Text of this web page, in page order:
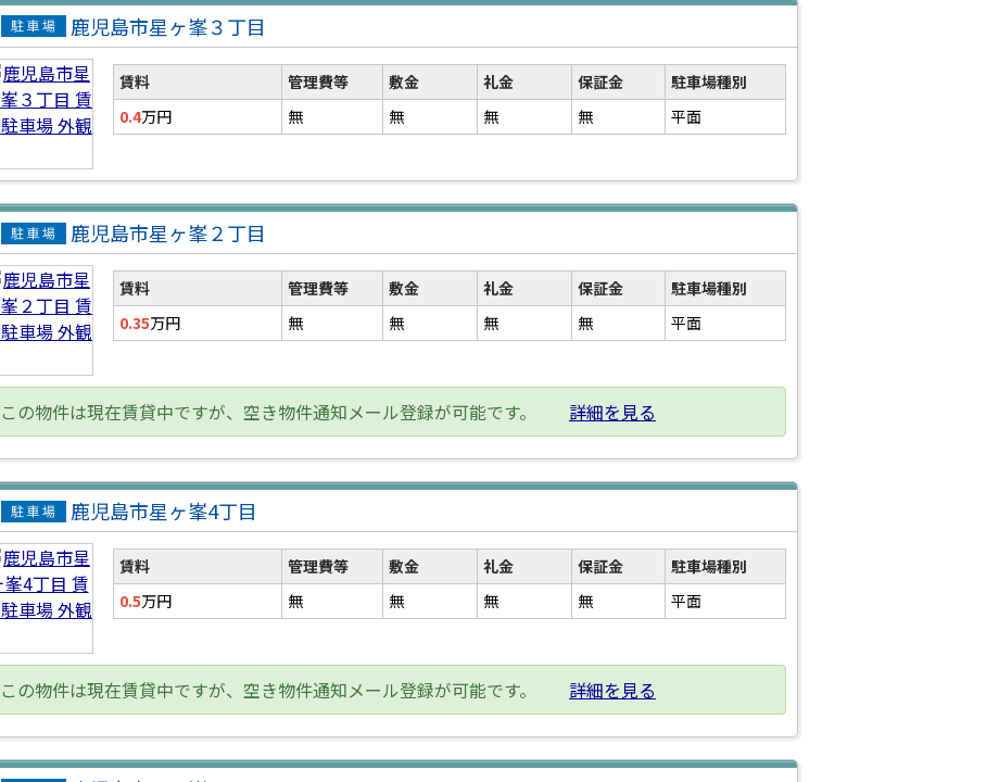
賃貸駐
車場
鹿児島市星ヶ峯３丁目
賃料 管理費等 敷金 礼金 保証金
駐車場種別
0.4万円 無 無 無 無 平面
賃貸駐
車場
鹿児島市星ヶ峯２丁目
賃料 管理費等 敷金 礼金 保証金
駐車場種別
0.35万円 無 無 無 無 平面
この物件は現在賃貸中ですが、空き物件通知メール登録が可能です。 詳細を見る
賃貸駐
車場
鹿児島市星ヶ峯4丁目
賃料 管理費等 敷金 礼金 保証金
駐車場種別
0.5万円 無 無 無 無 平面
この物件は現在賃貸中ですが、空き物件通知メール登録が可能です。 詳細を見る